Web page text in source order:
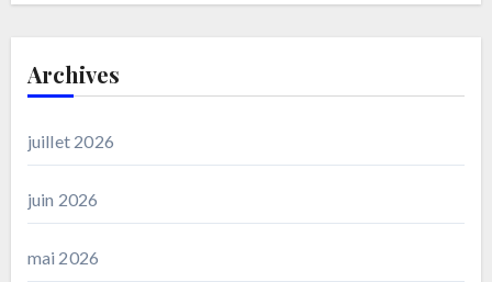
Archives
juillet 2026
juin 2026
mai 2026